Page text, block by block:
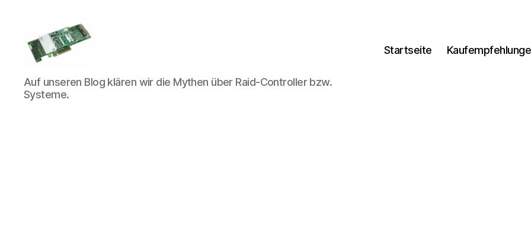
Raid-
Controller.info
Auf unseren Blog klären wir die Mythen über Raid-Controller bzw.
Systeme.
Startseite